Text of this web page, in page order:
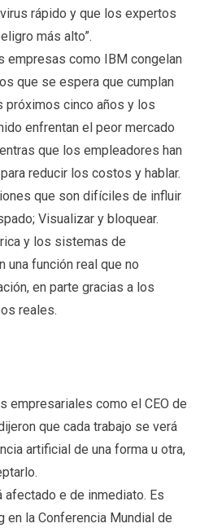
rápido y que los expertos
más alto”.
empresas como IBM congelan
que se espera que cumplan
próximos cinco años y los
enfrentan el peor mercado
que los empleadores han
reducir los costos y hablar.
que son difíciles de influir
Visualizar y bloquear.
y los sistemas de
una función real que no
en parte gracias a los
reales.
empresariales como el CEO de
que cada trabajo se verá
artificial de una forma u otra,
afectado e de inmediato. Es
en la Conferencia Mundial de